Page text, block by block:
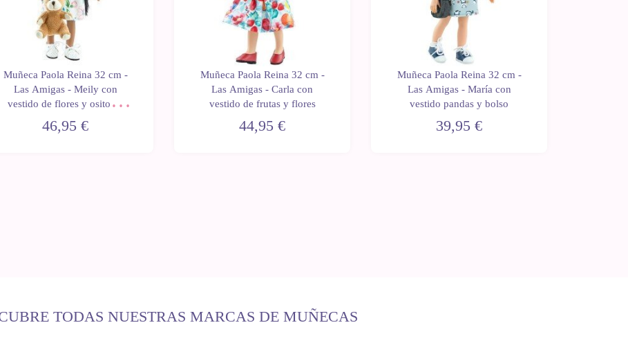
Muñeca Paola Reina 32 cm -
Las Amigas - Meily con
vestido de flores y osito de
46,95 €
Muñeca Paola Reina 32 cm -
Las Amigas - Carla con
vestido de frutas y flores
44,95 €
Muñeca Paola Reina 32 cm -
Las Amigas - María con
vestido pandas y bolso
39,95 €
TODAS NUESTRAS MARCAS DE MUÑECAS